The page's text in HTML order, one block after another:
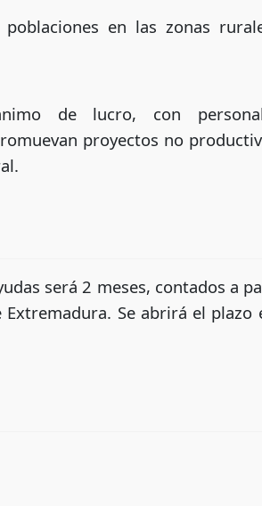
poblaciones en las zonas
de lucro, con
proyectos no
será 2 meses, contados a
Se abrirá el